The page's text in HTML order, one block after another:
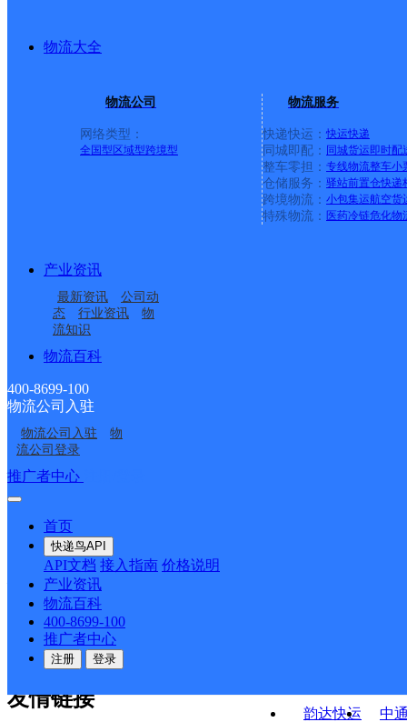
物流大全
物流公司
网络类型：
全国型 区域型跨境型
物流服务
快递快运： 快运快递
同城即配： 同城货运即时配
整车零担： 专线物流整车小
仓储服务： 驿站前置仓快递
跨境物流： 小包集运航空货
特殊物流： 医药冷链危化物
产业资讯
最新资讯
公司动
态
行业资讯
物
流知识
物流百科
400-8699-100
物流公司入驻
物流公司入驻
物
流公司登录
推广者中心
首页
快递鸟API
API文档 接入指南 价格说明
产业资讯
物流百科
400-8699-100
推广者中心
注册 登录
民寄存分部
安徽凤台县公司开发区
加油站便民寄存点
淮南凤台县
安徽凤台县公司关店便
民寄存点分部
淮南凤台县营业部
安徽凤台公司
焦岗乡邮政所
韵达快运
中
接口API
API接口 DEMO下载
关于我们
公司介绍 企业动态
合作伙伴 快递鸟接口服务协议
户隐私政策
友情链接